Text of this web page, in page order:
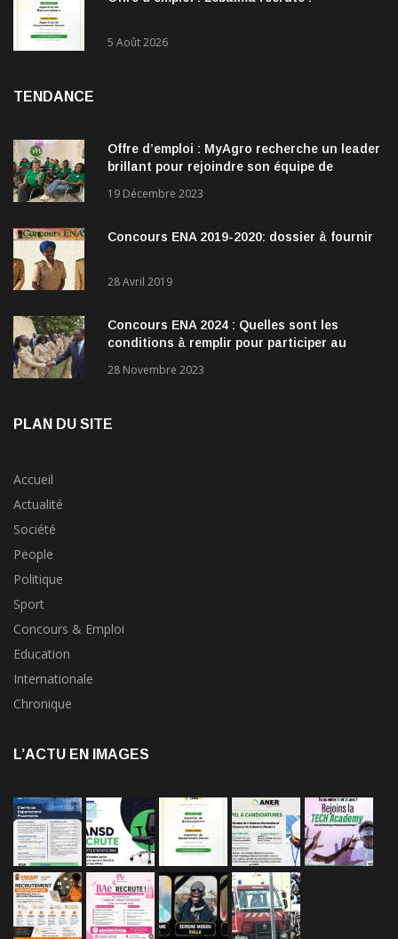
5 Août 2026
TENDANCE
Offre d’emploi : MyAgro recherche un leader
brillant pour rejoindre son équipe de
19 Décembre 2023
Concours ENA 2019-2020: dossier à fournir
28 Avril 2019
Concours ENA 2024 : Quelles sont les
conditions à remplir pour participer au
28 Novembre 2023
PLAN DU SITE
Accueil
Actualité
Société
People
Politique
Sport
Concours & Emploi
Education
Internationale
Chronique
L’ACTU EN IMAGES